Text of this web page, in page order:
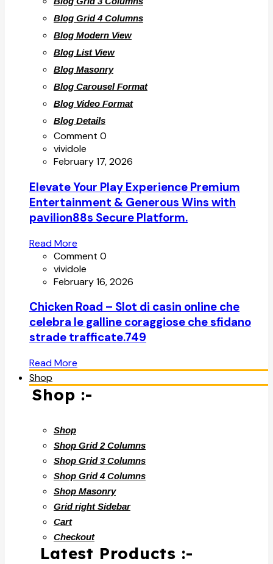
Blog Grid 4 Columns
Blog Modern View
Blog List View
Blog Masonry
Blog Carousel Format
Blog Video Format
Blog Details
Comment 0
vividole
February 17, 2026
Elevate Your Play Experience Premium
Entertainment & Generous Wins with
pavilion88s Secure Platform.
Read More
Comment 0
vividole
February 16, 2026
Chicken Road – Slot di casin online che
celebra le galline coraggiose che sfidano
strade trafficate.749
Read More
Shop
Shop :-
Shop
Shop Grid 2 Columns
Shop Grid 3 Columns
Shop Grid 4 Columns
Shop Masonry
Grid right Sidebar
Cart
Checkout
Latest Products :-